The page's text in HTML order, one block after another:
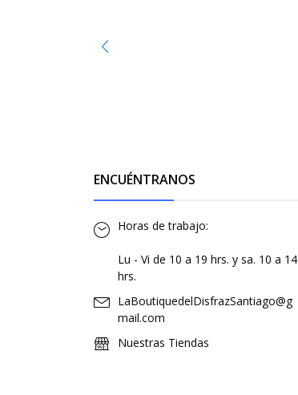
ENCUÉNTRANOS
Horas de trabajo:
Lu - Vi de 10 a 19 hrs. y sa. 10 a 14
hrs.
LaBoutiquedelDisfrazSantiago@g
mail.com
Nuestras Tiendas